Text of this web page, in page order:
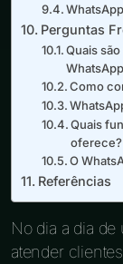
Perguntas
Quais
Como
Quais
oferece?
O
Referências
No dia a dia
atender